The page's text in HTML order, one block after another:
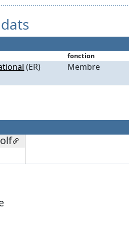
fonction
(ER) Membre